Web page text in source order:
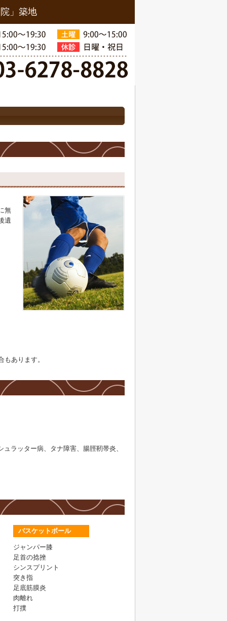
」築地
無
遺
あります。
ラッター病、タナ障害、腸脛靭帯炎、
バスケットボール
ジャンパー膝
足首の捻挫
シンスプリント
突き指
足底筋膜炎
肉離れ
打撲